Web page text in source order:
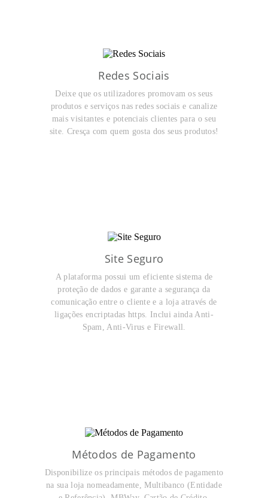
Redes Sociais
Deixe que os utilizadores promovam os seus
produtos e serviços nas redes sociais e canalize
mais visitantes e potenciais clientes para o seu
site. Cresça com quem gosta dos seus produtos!
Site Seguro
A plataforma possui um eficiente sistema de
proteção de dados e garante a segurança da
comunicação entre o cliente e a loja através de
ligações encriptadas https. Inclui ainda Anti-
Spam, Anti-Virus e Firewall.
Métodos de Pagamento
Disponibilize os principais métodos de pagamento
na sua loja nomeadamente, Multibanco (Entidade